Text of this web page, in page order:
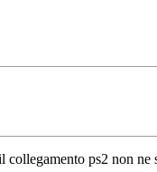
ps2 non